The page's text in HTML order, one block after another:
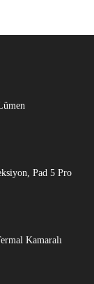
Pad 5 Pro
Kamaralı